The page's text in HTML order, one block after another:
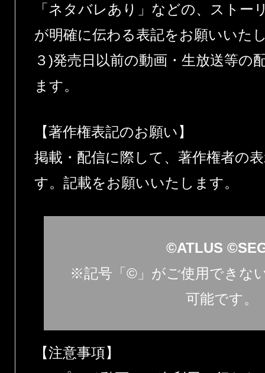
「ネタバレあり」などの、ストー
が明確に伝わる表記をお願いいた
３)発売日以前の動画・生放送等の
ます。
【著作権表記のお願い】
掲載・配信に際して、著作権者の
す。記載をお願いいたします。
©ATLUS
※記号「©」がご使用できな
可能です。
【注意事項】